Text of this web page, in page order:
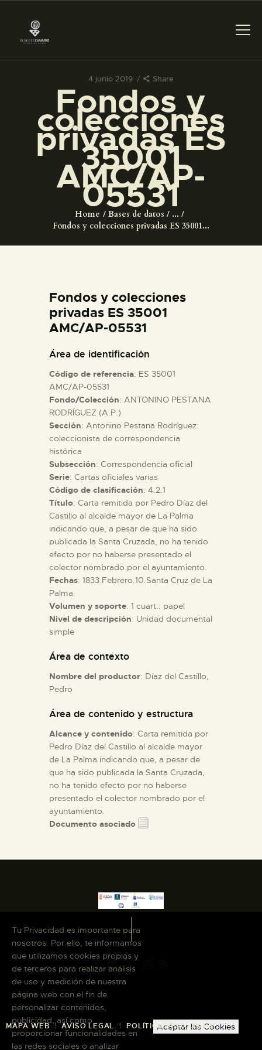
4 junio 2019 Share
Fondos y
colecciones
privadas ES
35001
AMC/AP-
05531
Home Bases de datos
...
Fondos y colecciones privadas ES 35001...
PREPARAR LA VISITA
ACTIVIDADES
█
EL MUSEO
ESPAÑOL
ACTIVIDADES
█
EL MUSEO
COLECCIONES
DIDÁCTICA
ESPAÑOL
Fondos y colecciones
privadas ES 35001
AMC/AP-05531
Área de identificación
Código de referencia: ES 35001
AMC/AP-05531
Fondo/Colección: ANTONINO PESTANA
RODRÍGUEZ (A.P.)
Sección: Antonino Pestana Rodríguez:
coleccionista de correspondencia
histórica
Subsección: Correspondencia oficial
Serie: Cartas oficiales varias
Código de clasificación: 4.2.1
Título: Carta remitida por Pedro Díaz del
Castillo al alcalde mayor de La Palma
indicando que, a pesar de que ha sido
publicada la Santa Cruzada, no ha tenido
efecto por no haberse presentado el
colector nombrado por el ayuntamiento.
Fechas: 1833.Febrero.10.Santa Cruz de La
Palma
Volumen y soporte: 1 cuart.: papel
Nivel de descripción: Unidad documental
simple
Área de contexto
Nombre del productor: Díaz del Castillo,
Pedro
Área de contenido y estructura
Alcance y contenido: Carta remitida por
Pedro Díaz del Castillo al alcalde mayor
de La Palma indicando que, a pesar de
que ha sido publicada la Santa Cruzada,
no ha tenido efecto por no haberse
presentado el colector nombrado por el
ayuntamiento.
Documento asociado
MAPA WEB AVISO LEGAL POLÍTICA DE COOKIES
Tu Privacidad es importante para
nosotros. Por ello, te informamos
que utilizamos cookies propias y
de terceros para realizar análisis
de uso y medición de nuestra
página web con el fin de
personalizar contenidos,
publicidad, así como
proporcionar funcionalidades en
las redes sociales o analizar
Aceptar las Cookies